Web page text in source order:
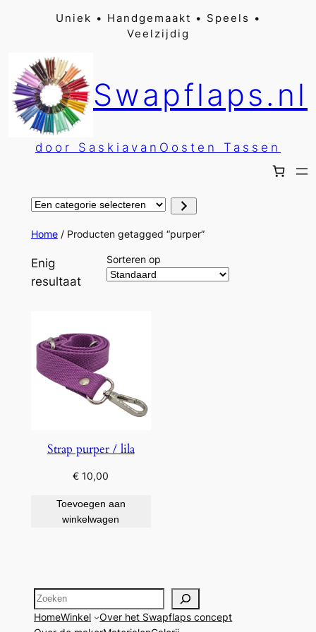
inhoud
Uniek • Handgemaakt • Speels •
Veelzijdig
Swapflaps.nl
door SaskiavanOosten Tassen
Een
categorie
Home/ Producten getagged “purper”
Enig
resultaat
Sorteren op
Strap purper / lila
€ 10,00
Toevoegen aan
winkelwagen
Zoeken
HomeWinkel
Over het Swapflaps concept